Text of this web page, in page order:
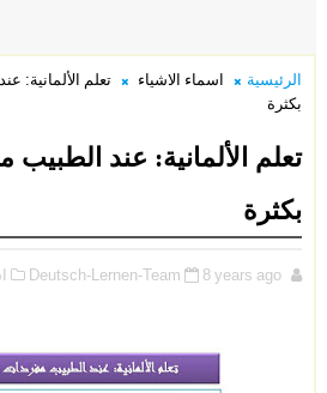
الرئيسية اسماء الاشياء
تعلم الألمانية:
بكثرة
تعلم الألمانية: عند
بكثرة
Deutsch-Lernen-Team 8 years ago